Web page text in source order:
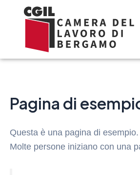
Pagina di
Questa è una pagina di
Molte persone iniziano con una